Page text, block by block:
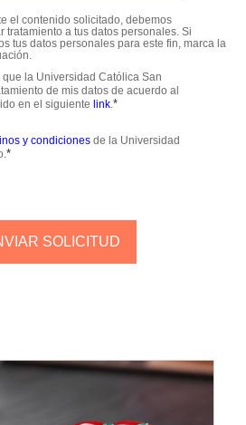
el contenido solicitado, debemos
tratamiento a tus datos personales. Si
tus datos personales para este fin, marca la
la Universidad Católica San
de mis datos de acuerdo al
en el siguiente link.*
y condicionesde la Universidad
*